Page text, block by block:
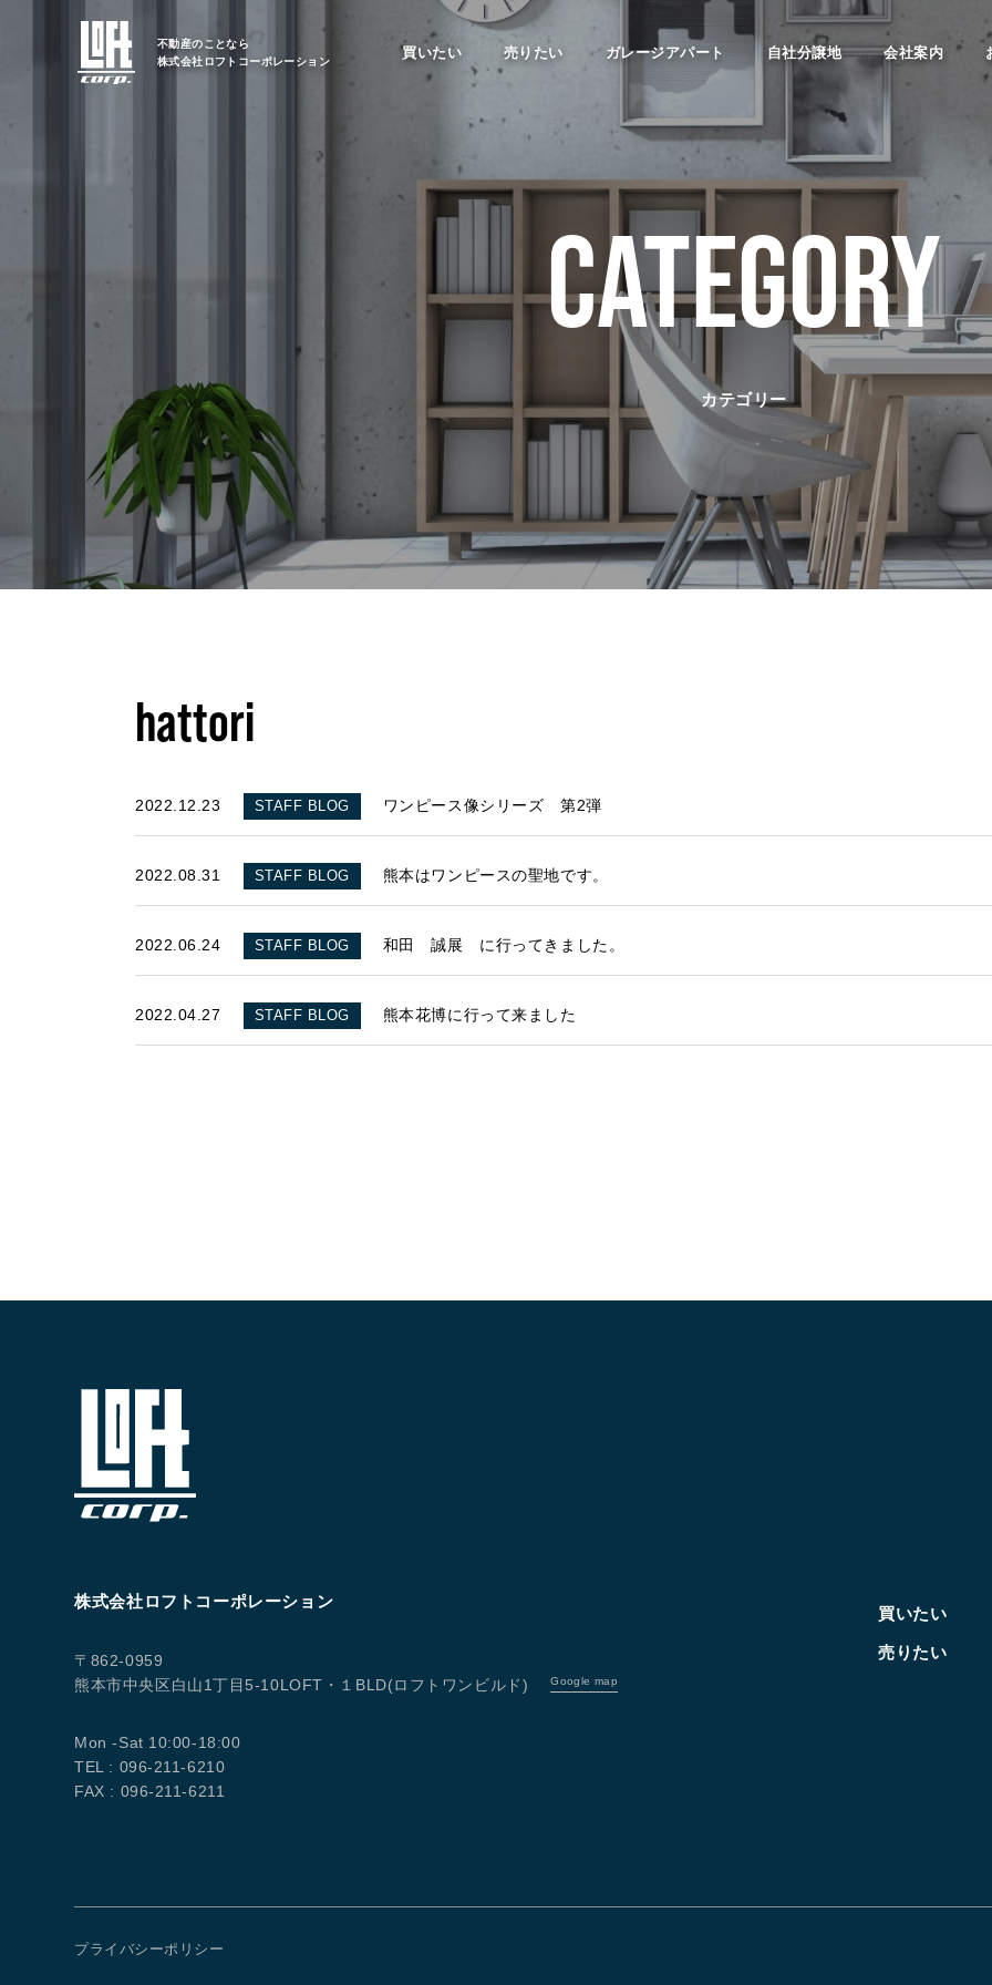
不動産のことなら
株式会社ロフトコーポレーション
買いたい 売りたい ガレージアパート 自社分譲地 会社案内
GARAGE APART ガレージアパート
G CRAFT
ABOUT
SELL
DEVELOP
CATEGORY
カテゴリー
hattori
2022.12.23 STAFF BLOG ワンピース像シリーズ 第2弾
2022.08.31 STAFF BLOG 熊本はワンピースの聖地です。
2022.06.24 STAFF BLOG 和田 誠展 に行ってきました。
2022.04.27 STAFF BLOG 熊本花博に行って来ました
株式会社ロフトコーポレーション
〒862-0959
熊本市中央区白山1丁目5-10LOFT・１BLD(ロフトワンビルド)
Google map
Mon -Sat 10:00-18:00
TEL : 096-211-6210
FAX : 096-211-6211
買いたい
売りたい
プライバシーポリシー